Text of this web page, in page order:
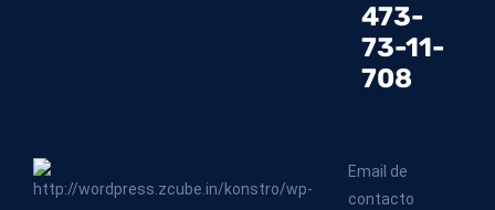
473-
73-11-
708
Email de
contacto